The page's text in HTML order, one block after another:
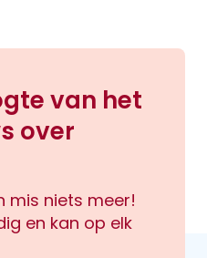
van het
over
mis niets meer!
en kan op elk